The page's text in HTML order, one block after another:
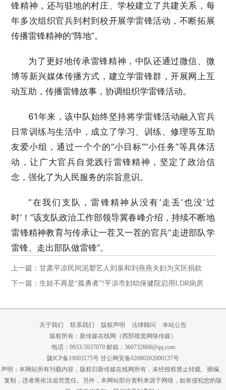
锋精神，还与驻地的村庄、学校建立了共建关系，每
年多次组织官兵到村到校开展学雷锋活动，不断拓展
传播雷锋精神的“阵地”。
为了更好地传承雷锋精神，中队还通过微信、微
博等新兴媒体传播方式，建立学雷锋群，开展网上互
动互助，传播雷锋故事，协调组织学雷锋活动。
61年来，该中队始终坚持将学雷锋活动融入官兵
日常训练与生活中，成立了学习、训练、修理等互助
友爱小组，通过一个个的“小目标”“小任务”等具体活
动，让广大官兵自觉践行雷锋精神，坚定了政治信
念，强化了为人民服务的宗旨意识。
“在我们支队，雷锋精神从没有‘走丢’也没‘过
时’！”该支队政治工作部领导冀春峰介绍，持续不断地
雷锋精神教育与传承让一茬又一茬的官兵“走进部队学
雷锋、走出部队做雷锋”。
上一篇：甘肃平凉民间泥塑艺人刘泉和刘燕燕夫妇为灾区捐款
下一篇：生娃不再是“孤勇者”!平凉市妇幼保健院启用LDR病房
关于我们 联系我们 版权声明 法律顾问
本站公告
版权所有：新传媒在线网（西部视觉网络传媒）
电话：0933-5937070 邮箱：360732868@qq.com
陇ICP备19003175号 甘公网安备62080202000137号
声明：本网站所有刊载内容，版权归新传媒在线网所有，未经授权禁止转载、摘编、
复制，违者将依法追究责任。另外，本网站部分资料来源于网络，如有侵犯您的版